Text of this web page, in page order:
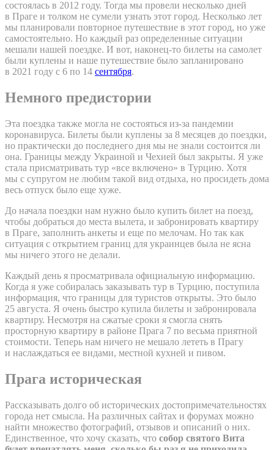
состоялась в 2012 году. Тогда мы провели несколько дней
в Праге и толком не сумели узнать этот город. Несколько лет
мы планировали повторное путешествие в этот город, но уже
самостоятельно. Но каждый раз определенные ситуации
мешали нашей поездке. И вот, наконец-то билеты на самолет
были куплены и наше путешествие было запланировано
в 2021 году с 6 по 14 сентября.
Немного предистории
Эта поездка также могла не состояться из-за пандемии
коронавируса. Билеты были куплены за 8 месяцев до поездки,
но практически до последнего дня мы не знали состоится ли
она. Границы между Украиной и Чехией был закрыты. Я уже
стала присматривать тур «все включено» в Турцию. Хотя
мы с супругом не любим такой вид отдыха, но просидеть дома
весь отпуск было еще хуже.
До начала поездки нам нужно было купить билет на поезд,
чтобы добраться до места вылета, и забронировать квартиру
в Праге, заполнить анкеты и еще по мелочам. Но так как
ситуация с открытием границ для украинцев была не ясна
мы ничего этого не делали.
Каждый день я просматривала официальную информацию.
Когда я уже собиралась заказывать тур в Турцию, поступила
информация, что границы для туристов открыты. Это было
25 августа. Я очень быстро купила билеты и забронировала
квартиру. Несмотря на сжатые сроки я смогла снять
просторную квартиру в районе Прага 7 по весьма приятной
стоимости. Теперь нам ничего не мешало лететь в Прагу
и наслаждаться ее видами, местной кухней и пивом.
Прага историческая
Рассказывать долго об исторических достопримечательностях
города нет смысла. На различных сайтах и форумах можно
найти множество фотографий, отзывов и описаний о них.
Единственное, что хочу сказать, что собор святого Вита